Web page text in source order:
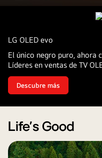
LG OLED evo
El único negro puro, ahora
Líderes en ventas de TV
Descubre más
Life's Good